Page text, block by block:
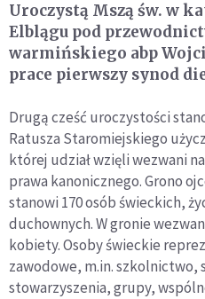
Uroczystą Mszą św. w
Elblągu pod
warmińskiego abp
prace pierwszy synod
Drugą cześć uroczystości
Ratusza Staromiejskiego
której udział wzięli wezwani
prawa kanonicznego. Grono
stanowi 170 osób świeckich,
duchownych. W gronie
kobiety. Osoby świeckie
zawodowe, m.in. szkolnictwo,
stowarzyszenia, grupy,